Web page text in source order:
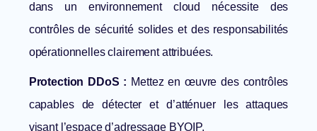
dans un environnement cloud nécessite des
contrôles de sécurité solides et des responsabilités
opérationnelles clairement attribuées.
Protection DDoS : Mettez en œuvre des contrôles
capables de détecter et d’atténuer les attaques
visant l’espace d’adressage BYOIP.